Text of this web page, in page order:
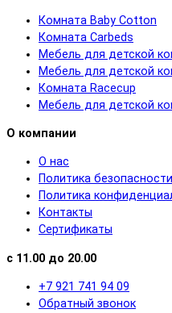
Комната Baby Cotton
Комната Carbeds
Мебель для детской
Мебель для детской
Комната Racecup
Мебель для детской
О компании
О нас
Политика безопасности
Политика
Контакты
Сертификаты
с 11.00 до 20.00
+7 921 741 94 09
Обратный звонок